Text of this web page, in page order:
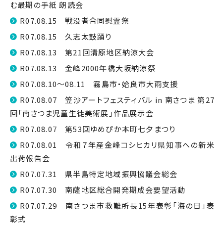
む最期の手紙 朗読会
R07.08.15 戦没者合同慰霊祭
R07.08.15 久志太鼓踊り
R07.08.13 第21回清原地区納涼大会
R07.08.13 金峰2000年橋大坂納涼祭
R07.08.10～08.11 霧島市・姶良市大雨支援
R07.08.07 笠沙アートフェスティバル in 南さつま 第27
回「南さつま児童生徒美術展」作品展示会
R07.08.07 第53回ゆめぴか本町七夕まつり
R07.08.01 令和７年産金峰コシヒカリ県知事への新米
出荷報告会
R07.07.31 県半島特定地域振興協議会総会
R07.07.30 南薩地区総合開発期成会要望活動
R07.07.29 南さつま市救難所長15年表彰「海の日」表
彰式